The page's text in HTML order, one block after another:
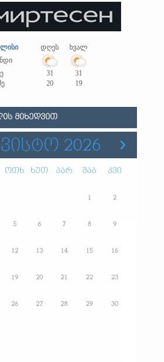
დღეს
ხვალ
31
31
20 19
ᲛᲘᲮᲔᲓᲕᲘᲗ
2026
ოთხ ხუთ პარ შაბ კვი
1 2
5 6 7 8 9
12 13 14 15 16
19 20 21 22 23
26 27 28 29 30